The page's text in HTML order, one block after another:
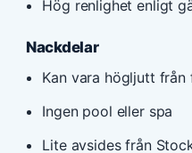
Hög renlighet enligt
Nackdelar
Kan vara högljutt från
Ingen pool eller spa
Lite avsides från